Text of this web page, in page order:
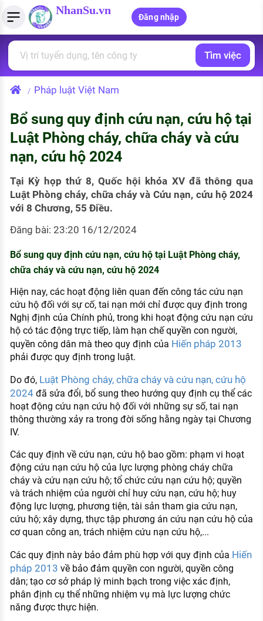
NhanSu.vn
Đăng nhập
Tìm việc làm
Việc làm ngành luật
Việc làm lương cao
Việc làm tốt nhất
CÔNG TY
Danh sách nhà tuyển dụng
Nhà tuyển dụng hàng đầu
Quản lý CV
Tải CV lên
Tạo CV trực tuyến
MẪU CV THEO STYLE
Mẫu CV đơn giản
Mẫu CV hiện đại
Tính lương Gross - Net
Tính thuế thu nhập cá nhân
Tính trợ cấp thất nghiệp
PHÁP LUẬT VIỆT NAM
Văn bản pháp luật
PHÁP LUẬT LAO ĐỘNG
Lao động và tiền lương
Thuế thu nhập
Hồ sơ biểu mẫu
Chính sách lao động
KHÁM PHÁ NGHỀ NGHIỆP
Tử vi nghề nghiệp
Kỹ năng nghề nghiệp
HƯỚNG NGHIỆP VIỆC LÀM
Đặc trưng từng nghề
Xu hướng việc làm
XÂY DỰNG VÀ PHÁT TRIỂN ĐỘI NGŨ
NHÂN SỰ
TUYỂN DỤNG VIỆC LÀM
Tìm việc
/ Pháp luật Việt Nam
Bổ sung quy định cứu nạn, cứu hộ tại
Luật Phòng cháy, chữa cháy và cứu
nạn, cứu hộ 2024
Tại Kỳ họp thứ 8, Quốc hội khóa XV đã thông qua
Luật Phòng cháy, chữa cháy và Cứu nạn, cứu hộ 2024
với 8 Chương, 55 Điều.
Đăng bài: 23:20 16/12/2024
Bổ sung quy định cứu nạn, cứu hộ tại Luật Phòng cháy,
chữa cháy và cứu nạn, cứu hộ 2024
Hiện nay, các hoạt động liên quan đến công tác cứu nạn
cứu hộ đối với sự cố, tai nạn mới chỉ được quy định trong
Nghị định của Chính phủ, trong khi hoạt động cứu nạn cứu
hộ có tác động trực tiếp, làm hạn chế quyền con người,
quyền công dân mà theo quy định của Hiến pháp 2013
phải được quy định trong luật.
Do đó, Luật Phòng cháy, chữa cháy và cứu nạn, cứu hộ
2024đã sửa đổi, bổ sung theo hướng quy định cụ thể các
hoạt động cứu nạn cứu hộ đối với những sự số, tai nạn
thông thường xảy ra trong đời sống hằng ngày tại Chương
IV.
Các quy định về cứu nạn, cứu hộ bao gồm: phạm vi hoạt
động cứu nạn cứu hộ của lực lượng phòng cháy chữa
cháy và cứu nạn cứu hộ; tổ chức cứu nạn cứu hộ; quyền
và trách nhiệm của người chỉ huy cứu nạn, cứu hộ; huy
động lực lượng, phương tiện, tài sản tham gia cứu nạn,
cứu hộ; xây dựng, thực tập phương án cứu nạn cứu hộ của
cơ quan công an, trách nhiệm cứu nạn cứu hộ,...
Các quy định này bảo đảm phù hợp với quy định của Hiến
pháp 2013 về bảo đảm quyền con người, quyền công
dân; tạo cơ sở pháp lý minh bạch trong việc xác định,
phân định cụ thể những nhiệm vụ mà lực lượng chức
năng được thực hiện.